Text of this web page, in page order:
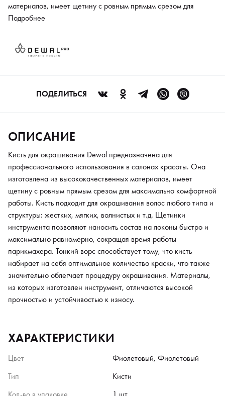
материалов, имеет щетину с ровным прямым срезом для
максимально комфортной работы. Кисть подходит для
волнистых и т.д. Щетинки инструмента позволяют наносить
состав на локоны быстро и максимально равномерно,
количество краски, что также значительно облегчает
процедуру окрашивания. Материалы, из которых изготовлен
Подробнее
ПОДЕЛИТЬСЯ
ОПИСАНИЕ
Кисть для окрашивания Dewal предназначена для
профессионального использования в салонах красоты. Она
изготовлена из высококачественных материалов, имеет
щетину с ровным прямым срезом для максимально комфортной
работы. Кисть подходит для окрашивания волос любого типа и
структуры: жестких, мягких, волнистых и т.д. Щетинки
инструмента позволяют наносить состав на локоны быстро и
максимально равномерно, сокращая время работы
парикмахера. Тонкий ворс способствует тому, что кисть
набирает на себя оптимальное количество краски, что также
значительно облегчает процедуру окрашивания. Материалы,
из которых изготовлен инструмент, отличаются высокой
прочностью и устойчивостью к износу.
ХАРАКТЕРИСТИКИ
Цвет
Фиолетовый, Фиолетовый
Тип
Кисти